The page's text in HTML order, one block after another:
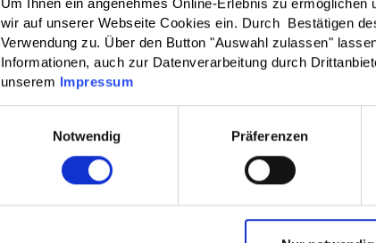
wir auf unserer Webseite Cookies ein. Durch Bestätigen
Verwendung zu. Über den Button "Auswahl zulassen"
Informationen, auch zur Datenverarbeitung durch
unserem Impressum
Notwendig
Präferenzen
Chancengerechtigkeit von Bürgerinnen und
Der Preis 2026 steht unter dem Motto
Mehr WIR. Von Anfang an!“.
Sensibilisierungsarbeit leisten.
Bewerben können sich Einzelpersonen,
Miteinander von Kindern und Jugendlichen